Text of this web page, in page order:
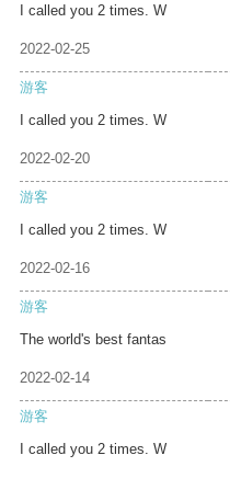
I called you 2 times. W
2022-02-25
游客
I called you 2 times. W
2022-02-20
游客
I called you 2 times. W
2022-02-16
游客
The world's best fantas
2022-02-14
游客
I called you 2 times. W